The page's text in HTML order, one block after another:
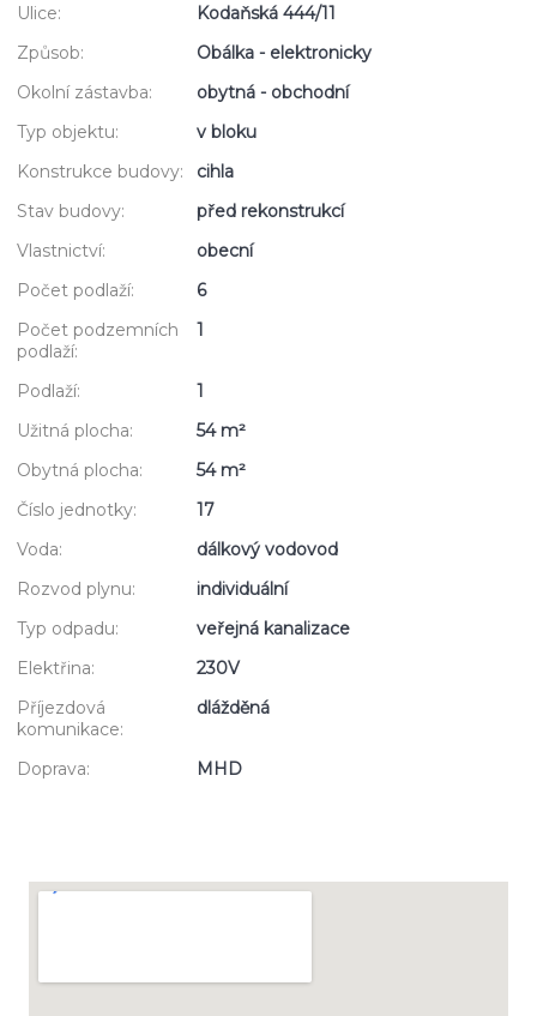
Ulice:
Kodaňská 444/11
Způsob:
Obálka - elektronicky
Okolní zástavba:
obytná - obchodní
Typ objektu:
v bloku
Konstrukce budovy:
cihla
Stav budovy:
před rekonstrukcí
Vlastnictví:
obecní
Počet podlaží:
6
Počet podzemních
podlaží:
1
Podlaží:
1
Užitná plocha:
54 m²
Obytná plocha:
54 m²
Číslo jednotky:
17
Voda:
dálkový vodovod
Rozvod plynu:
individuální
Typ odpadu:
veřejná kanalizace
Elektřina:
230V
Příjezdová
komunikace:
dlážděná
Doprava: MHD